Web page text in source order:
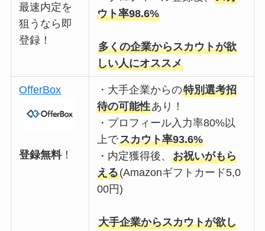
最速内定を
狙うなら即
登録！
ウト率98.6%
多くの企業からスカウトが欲
しい人にオススメ
OfferBox
登録無料！
・大手企業からの特別選考招
待の可能性あり！
・プロフィール入力率80%以
上でスカウト率93.6%
・内定獲得後、お祝いがもら
える(Amazonギフトカード5,0
00円)
大手企業からスカウトが欲し